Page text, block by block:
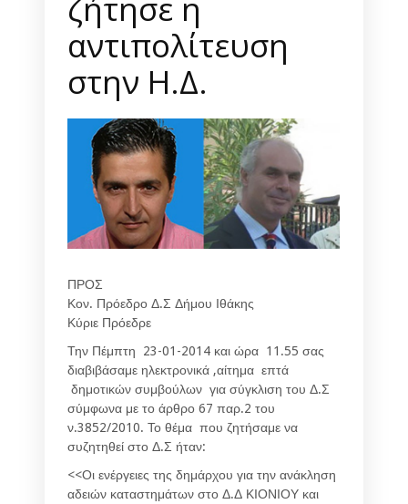
αντιπολίτευση
στην Η.Δ.
ΠΡΟΣ
Κον. Πρόεδρο Δ.Σ Δήμου Ιθάκης
Κύριε Πρόεδρε
Την Πέμπτη 23-01-2014 και ώρα 11.55 σας
διαβιβάσαμε ηλεκτρονικά ,αίτημα επτά
δημοτικών συμβούλων για σύγκλιση του Δ.Σ
σύμφωνα με το άρθρο 67 παρ.2 του
ν.3852/2010. Το θέμα που ζητήσαμε να
συζητηθεί στο Δ.Σ ήταν:
<<Οι ενέργειες της δημάρχου για την ανάκληση
αδειών καταστημάτων στο Δ.Δ ΚΙΟΝΙΟΥ και